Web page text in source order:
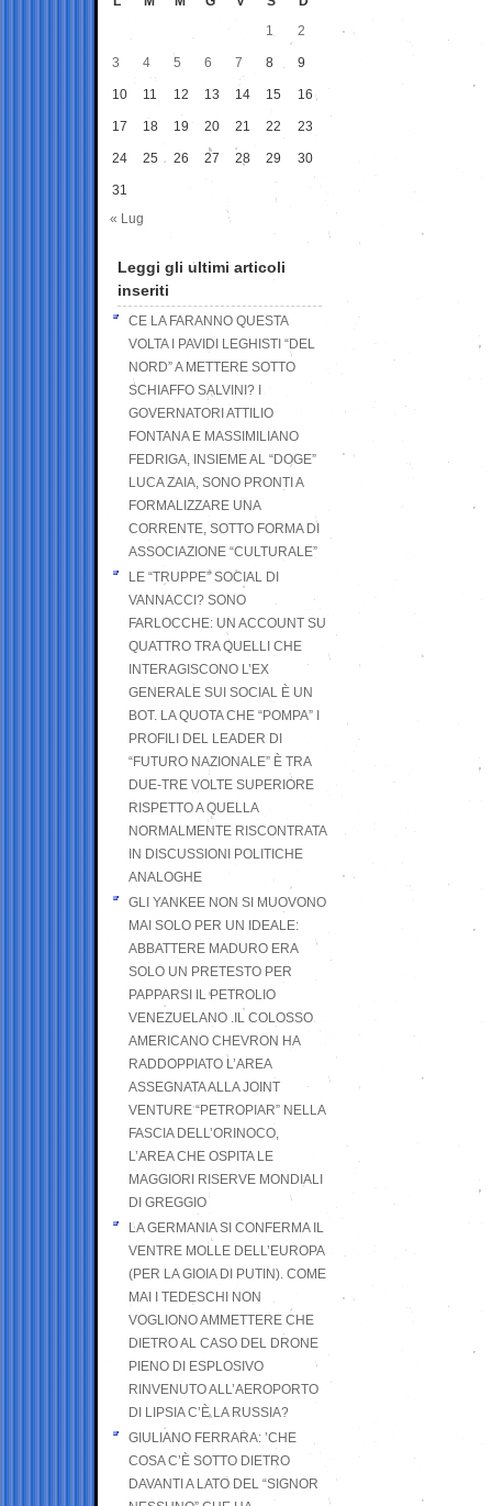
1
2
3 4 5 6 7 8 9
10 11 12 13 14 15 16
17 18 19 20 21 22 23
24 25 26 27 28 29 30
31
« Lug
Leggi gli ultimi articoli
inseriti
CE LA FARANNO QUESTA
VOLTA I PAVIDI LEGHISTI “DEL
NORD” A METTERE SOTTO
SCHIAFFO SALVINI? I
GOVERNATORI ATTILIO
FONTANA E MASSIMILIANO
FEDRIGA, INSIEME AL “DOGE”
LUCA ZAIA, SONO PRONTI A
FORMALIZZARE UNA
CORRENTE, SOTTO FORMA DI
ASSOCIAZIONE “CULTURALE”
LE “TRUPPE” SOCIAL DI
VANNACCI? SONO
FARLOCCHE: UN ACCOUNT SU
QUATTRO TRA QUELLI CHE
INTERAGISCONO L’EX
GENERALE SUI SOCIAL È UN
BOT. LA QUOTA CHE “POMPA” I
PROFILI DEL LEADER DI
“FUTURO NAZIONALE” È TRA
DUE-TRE VOLTE SUPERIORE
RISPETTO A QUELLA
NORMALMENTE RISCONTRATA
IN DISCUSSIONI POLITICHE
ANALOGHE
GLI YANKEE NON SI MUOVONO
MAI SOLO PER UN IDEALE:
ABBATTERE MADURO ERA
SOLO UN PRETESTO PER
PAPPARSI IL PETROLIO
VENEZUELANO .IL COLOSSO
AMERICANO CHEVRON HA
RADDOPPIATO L’AREA
ASSEGNATA ALLA JOINT
VENTURE “PETROPIAR” NELLA
FASCIA DELL’ORINOCO,
L’AREA CHE OSPITA LE
MAGGIORI RISERVE MONDIALI
DI GREGGIO
LA GERMANIA SI CONFERMA IL
VENTRE MOLLE DELL’EUROPA
(PER LA GIOIA DI PUTIN). COME
MAI I TEDESCHI NON
VOGLIONO AMMETTERE CHE
DIETRO AL CASO DEL DRONE
PIENO DI ESPLOSIVO
RINVENUTO ALL’AEROPORTO
DI LIPSIA C’È LA RUSSIA?
GIULIANO FERRARA: ’CHE
COSA C’È SOTTO DIETRO
DAVANTI A LATO DEL “SIGNOR